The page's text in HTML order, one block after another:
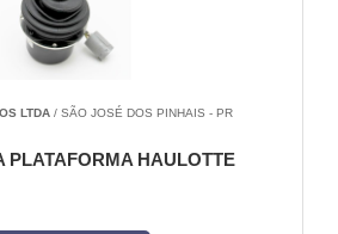
LTDA/ SÃO JOSÉ DOS PINHAIS - PR
PLATAFORMA HAULOTTE